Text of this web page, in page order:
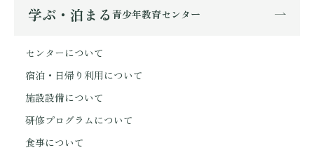
学ぶ・泊まる 青少年教育センター
センターについて
宿泊・日帰り利用について
施設設備について
研修プログラムについて
食事について